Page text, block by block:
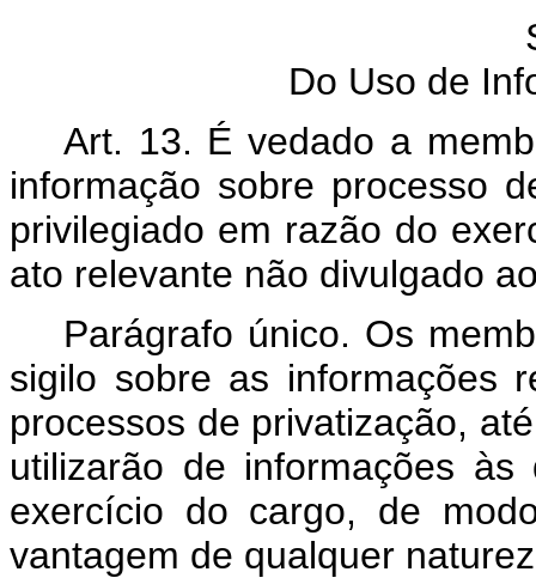
Do Uso de
Art. 13. É vedado a
informação sobre processo
privilegiado em razão do
ato relevante não divulgado
Parágrafo único. Os
sigilo sobre as informações
processos de privatização,
utilizarão de informações
exercício do cargo, de
vantagem de qualquer